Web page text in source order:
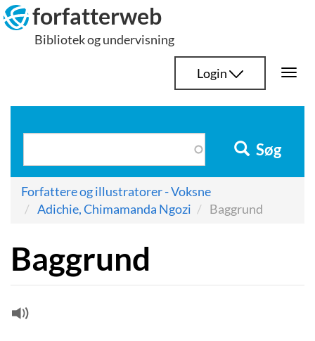
Hop
til
indhold
forfatterweb
Bibliotek og undervisning
Login
Søg
Forfattere og illustratorer - Voksne
Adichie, Chimamanda Ngozi
Baggrund
Baggrund